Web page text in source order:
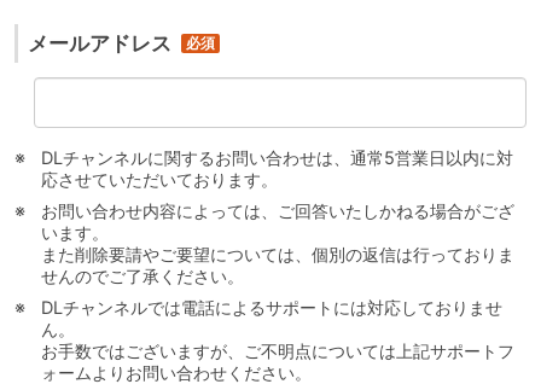
メールアドレス
DLチャンネルに関するお問い合わせは、通常5営業日以内に対
応させていただいております。
お問い合わせ内容によっては、ご回答いたしかねる場合がござ
います。
また削除要請やご要望については、個別の返信は行っておりま
せんのでご了承ください。
DLチャンネルでは電話によるサポートには対応しておりませ
ん。
お手数ではございますが、ご不明点については上記サポートフ
ォームよりお問い合わせください。